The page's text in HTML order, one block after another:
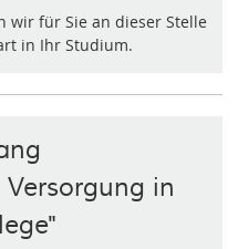
wir für Sie an dieser Stelle
in Ihr Studium.
in